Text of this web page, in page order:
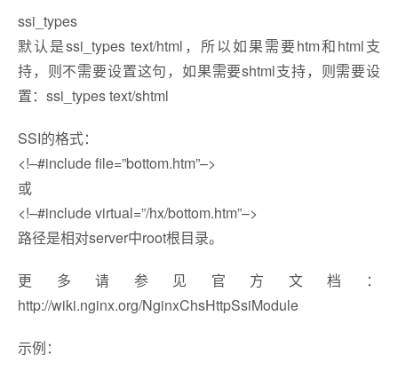
ssi_types
默认是ssi_types text/html，所以如果需要htm和html支
持，则不需要设置这句，如果需要shtml支持，则需要设
置：ssi_types text/shtml
SSI的格式：
<!–#include file=”bottom.htm”–>
或
<!–#include virtual=”/hx/bottom.htm”–>
路径是相对server中root根目录。
更多请参见官方文档：
http://wiki.nginx.org/NginxChsHttpSsiModule
示例：